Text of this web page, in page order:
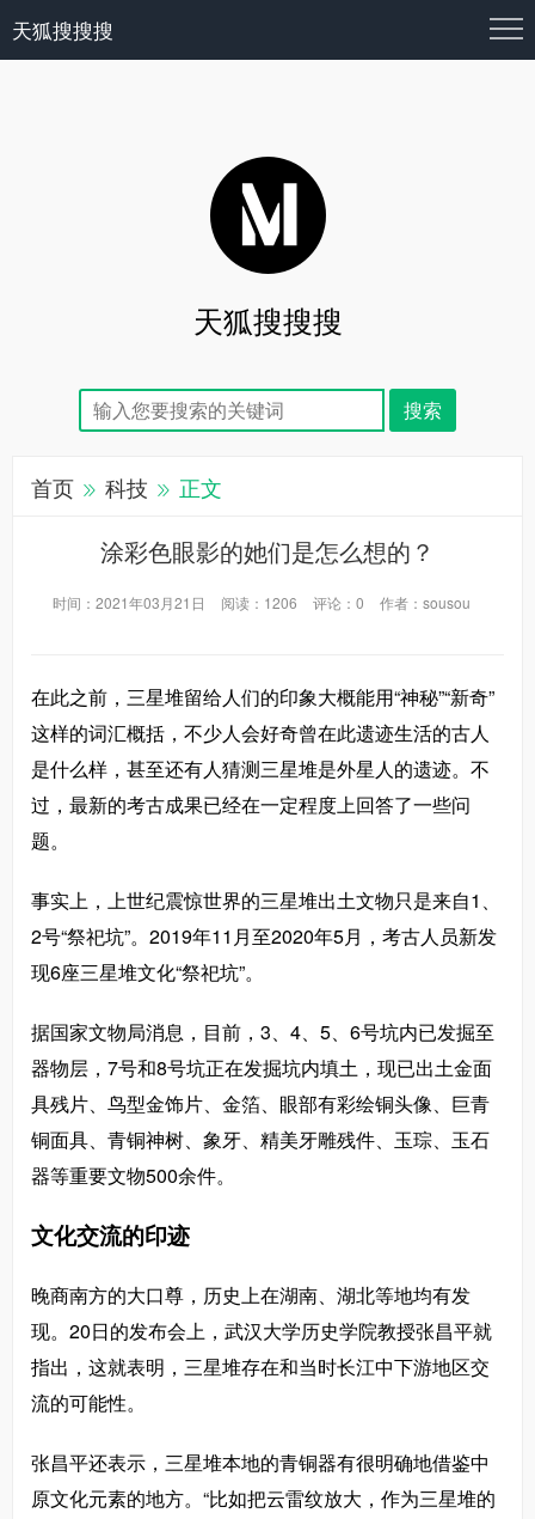
天狐搜搜搜
天狐搜搜搜
首页 科技 正文
涂彩色眼影的她们是怎么想的？
时间：2021年03月21日 阅读：1206 评论：0 作者：sousou
在此之前，三星堆留给人们的印象大概能用“神秘”“新奇”
这样的词汇概括，不少人会好奇曾在此遗迹生活的古人
是什么样，甚至还有人猜测三星堆是外星人的遗迹。不
过，最新的考古成果已经在一定程度上回答了一些问
题。
事实上，上世纪震惊世界的三星堆出土文物只是来自1、
2号“祭祀坑”。2019年11月至2020年5月，考古人员新发
现6座三星堆文化“祭祀坑”。
据国家文物局消息，目前，3、4、5、6号坑内已发掘至
器物层，7号和8号坑正在发掘坑内填土，现已出土金面
具残片、鸟型金饰片、金箔、眼部有彩绘铜头像、巨青
铜面具、青铜神树、象牙、精美牙雕残件、玉琮、玉石
器等重要文物500余件。
文化交流的印迹
晚商南方的大口尊，历史上在湖南、湖北等地均有发
现。20日的发布会上，武汉大学历史学院教授张昌平就
指出，这就表明，三星堆存在和当时长江中下游地区交
流的可能性。
张昌平还表示，三星堆本地的青铜器有很明确地借鉴中
原文化元素的地方。“比如把云雷纹放大，作为三星堆的